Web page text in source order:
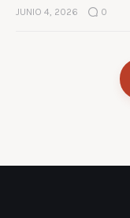
JUNIO 4, 2026 0